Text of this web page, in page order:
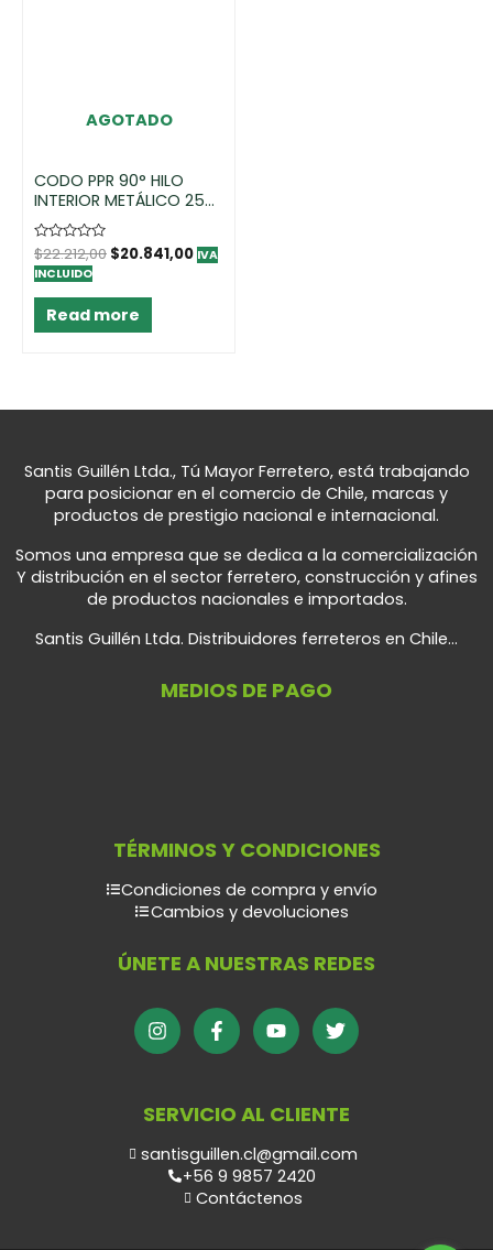
AGOTADO
CODO PPR 90° HILO
INTERIOR METÁLICO 25
MM X 1/2″
Rated
0
out
$22.212,00 $20.841,00 IVA
INCLUIDO
Read more
Santis Guillén Ltda., Tú Mayor Ferretero, está trabajando
para posicionar en el comercio de Chile, marcas y
productos de prestigio nacional e internacional.
Somos una empresa que se dedica a la comercialización
Y distribución en el sector ferretero, construcción y afines
de productos nacionales e importados.
Santis Guillén Ltda. Distribuidores ferreteros en Chile...
MEDIOS DE PAGO
TÉRMINOS Y CONDICIONES
Condiciones de compra y envío
Cambios y devoluciones
ÚNETE A NUESTRAS REDES
SERVICIO AL CLIENTE
santisguillen.cl@gmail.com
+56 9 9857 2420
Contáctenos